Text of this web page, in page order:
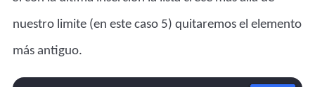
nuestro limite (en este caso 5) quitaremos el elemento
más antiguo.